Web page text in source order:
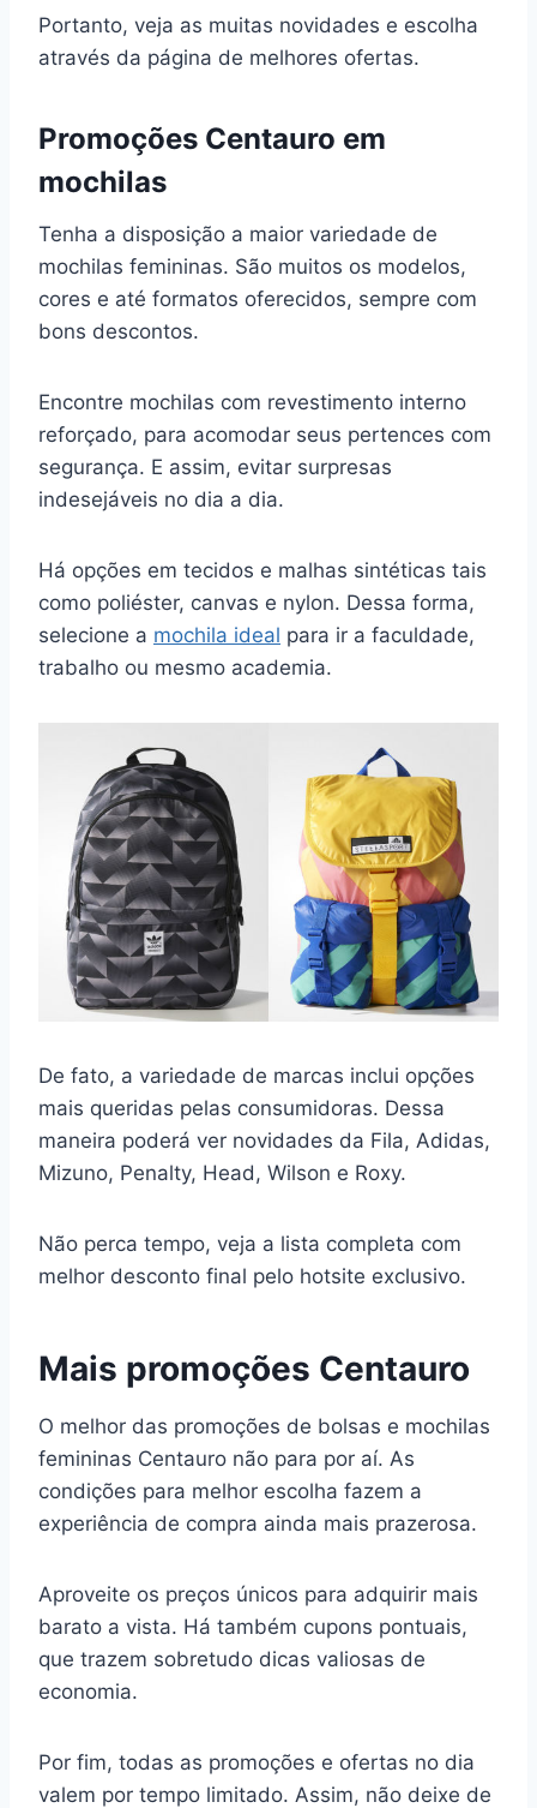
Portanto, veja as muitas novidades e escolha
através da página de melhores ofertas.
Promoções Centauro em
mochilas
Tenha a disposição a maior variedade de
mochilas femininas. São muitos os modelos,
cores e até formatos oferecidos, sempre com
bons descontos.
Encontre mochilas com revestimento interno
reforçado, para acomodar seus pertences com
segurança. E assim, evitar surpresas
indesejáveis no dia a dia.
Há opções em tecidos e malhas sintéticas tais
como poliéster, canvas e nylon. Dessa forma,
selecione a mochila ideal para ir a faculdade,
trabalho ou mesmo academia.
De fato, a variedade de marcas inclui opções
mais queridas pelas consumidoras. Dessa
maneira poderá ver novidades da Fila, Adidas,
Mizuno, Penalty, Head, Wilson e Roxy.
Não perca tempo, veja a lista completa com
melhor desconto final pelo hotsite exclusivo.
Mais promoções Centauro
O melhor das promoções de bolsas e mochilas
femininas Centauro não para por aí. As
condições para melhor escolha fazem a
experiência de compra ainda mais prazerosa.
Aproveite os preços únicos para adquirir mais
barato a vista. Há também cupons pontuais,
que trazem sobretudo dicas valiosas de
economia.
Por fim, todas as promoções e ofertas no dia
valem por tempo limitado. Assim, não deixe de